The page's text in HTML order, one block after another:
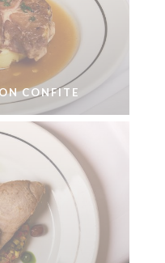
CONFITE